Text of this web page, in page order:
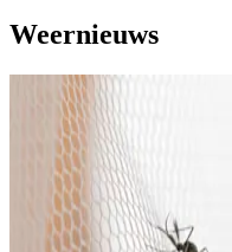
Weernieuws